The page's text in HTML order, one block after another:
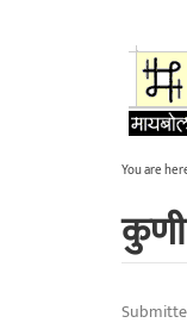
You are